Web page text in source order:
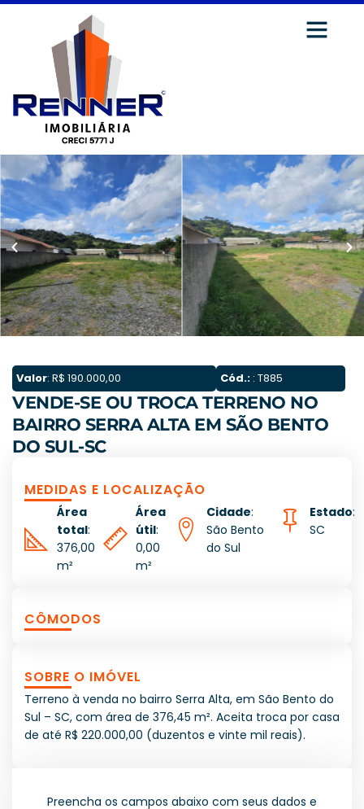
Valor: R$ 190.000,00 Cód.: : T885
VENDE-SE OU TROCA TERRENO NO
BAIRRO SERRA ALTA EM SÃO BENTO
DO SUL-SC
MEDIDAS E LOCALIZAÇÃO
Área
total:
376,00
m²
Área
útil:
0,00
m²
Cidade:
São Bento
do Sul
Estado:
SC
CÔMODOS
SOBRE O IMÓVEL
Terreno à venda no bairro Serra Alta, em São Bento do
Sul – SC, com área de 376,45 m². Aceita troca por casa
de até R$ 220.000,00 (duzentos e vinte mil reais).
Preencha os campos abaixo com seus dados e